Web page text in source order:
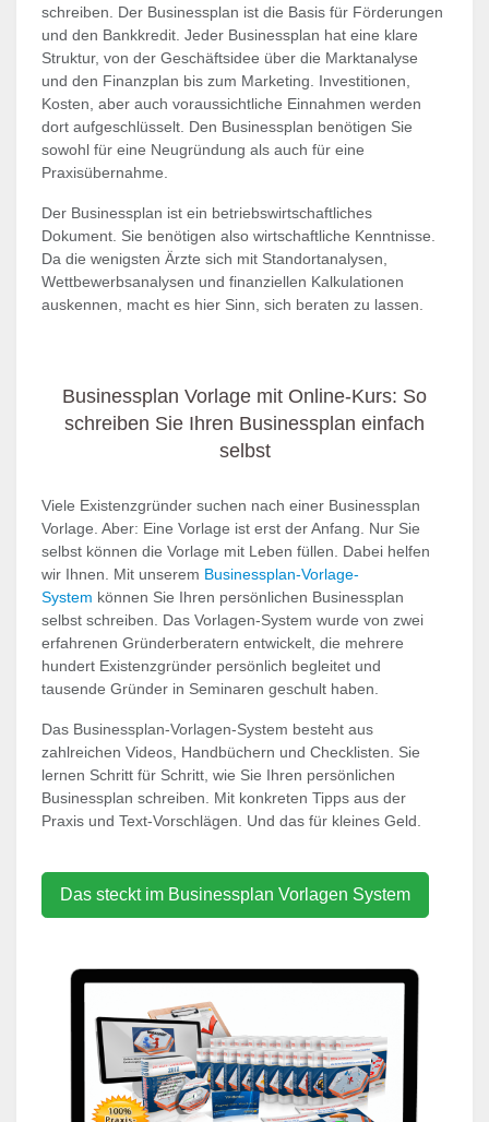
schreiben. Der Businessplan ist die Basis für Förderungen
und den Bankkredit. Jeder Businessplan hat eine klare
Struktur, von der Geschäftsidee über die Marktanalyse
und den Finanzplan bis zum Marketing. Investitionen,
Kosten, aber auch voraussichtliche Einnahmen werden
dort aufgeschlüsselt. Den Businessplan benötigen Sie
sowohl für eine Neugründung als auch für eine
Praxisübernahme.
Der Businessplan ist ein betriebswirtschaftliches
Dokument. Sie benötigen also wirtschaftliche Kenntnisse.
Da die wenigsten Ärzte sich mit Standortanalysen,
Wettbewerbsanalysen und finanziellen Kalkulationen
auskennen, macht es hier Sinn, sich beraten zu lassen.
Businessplan Vorlage mit Online-Kurs: So
schreiben Sie Ihren Businessplan einfach
selbst
Viele Existenzgründer suchen nach einer Businessplan
Vorlage. Aber: Eine Vorlage ist erst der Anfang. Nur Sie
selbst können die Vorlage mit Leben füllen. Dabei helfen
wir Ihnen. Mit unserem Businessplan-Vorlage-
System können Sie Ihren persönlichen Businessplan
selbst schreiben. Das Vorlagen-System wurde von zwei
erfahrenen Gründerberatern entwickelt, die mehrere
hundert Existenzgründer persönlich begleitet und
tausende Gründer in Seminaren geschult haben.
Das Businessplan-Vorlagen-System besteht aus
zahlreichen Videos, Handbüchern und Checklisten. Sie
lernen Schritt für Schritt, wie Sie Ihren persönlichen
Businessplan schreiben. Mit konkreten Tipps aus der
Praxis und Text-Vorschlägen. Und das für kleines Geld.
Das steckt im Businessplan Vorlagen System